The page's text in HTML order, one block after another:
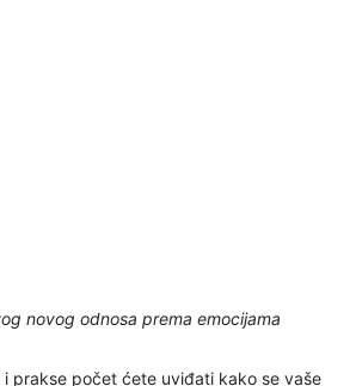
novog odnosa prema emocijama
i prakse počet ćete uviđati kako se vaše